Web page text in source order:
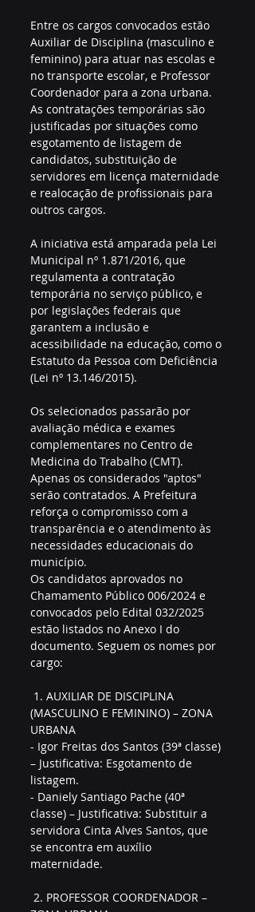
Entre os cargos convocados estão
Auxiliar de Disciplina (masculino e
feminino) para atuar nas escolas e
no transporte escolar, e Professor
Coordenador para a zona urbana.
As contratações temporárias são
justificadas por situações como
esgotamento de listagem de
candidatos, substituição de
servidores em licença maternidade
e realocação de profissionais para
outros cargos.
A iniciativa está amparada pela Lei
Municipal nº 1.871/2016, que
regulamenta a contratação
temporária no serviço público, e
por legislações federais que
garantem a inclusão e
acessibilidade na educação, como o
Estatuto da Pessoa com Deficiência
(Lei nº 13.146/2015).
Os selecionados passarão por
avaliação médica e exames
complementares no Centro de
Medicina do Trabalho (CMT).
Apenas os considerados "aptos"
serão contratados. A Prefeitura
reforça o compromisso com a
transparência e o atendimento às
necessidades educacionais do
município.
Os candidatos aprovados no
Chamamento Público 006/2024 e
convocados pelo Edital 032/2025
estão listados no Anexo I do
documento. Seguem os nomes por
cargo:
(MASCULINO E FEMININO) – ZONA
URBANA
- Igor Freitas dos Santos (39ª classe)
– Justificativa: Esgotamento de
listagem.
- Daniely Santiago Pache (40ª
classe) – Justificativa: Substituir a
servidora Cinta Alves Santos, que
se encontra em auxílio
maternidade.